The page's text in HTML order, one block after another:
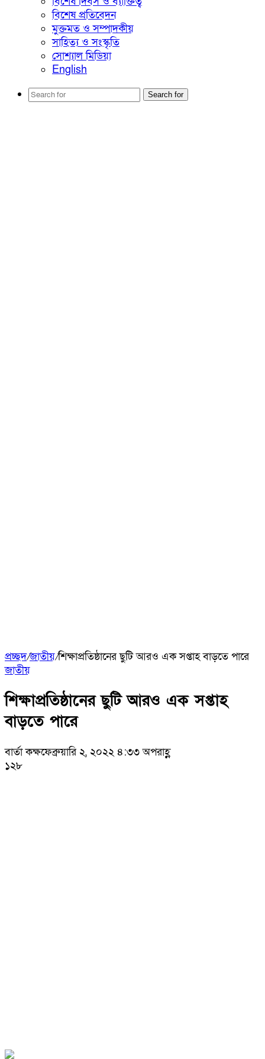
বিশেষ প্রতিবেদন
মুক্তমত ও সম্পাদকীয়
সাহিত্য ও সংস্কৃতি
সোশ্যাল মিডিয়া
English
Search for
প্রচ্ছদ/জাতীয়/শিক্ষাপ্রতিষ্ঠানের ছুটি আরও এক সপ্তাহ বাড়তে পারে
জাতীয়
শিক্ষাপ্রতিষ্ঠানের ছুটি আরও এক সপ্তাহ
বাড়তে পারে
বার্তা কক্ষফেব্রুয়ারি ২, ২০২২ ৪:৩৩ অপরাহ্ণ
১২৮